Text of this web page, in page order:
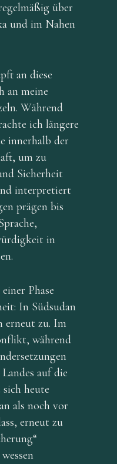
über
und im Nahen
an diese
an meine
Während
ich längere
innerhalb der
um zu
Sicherheit
interpretiert
prägen bis
in
Phase
In Südsudan
erneut zu. Im
während
auf die
heute
als noch vor
erneut zu
Home
Profil
Services
Deutsch
Deutsch